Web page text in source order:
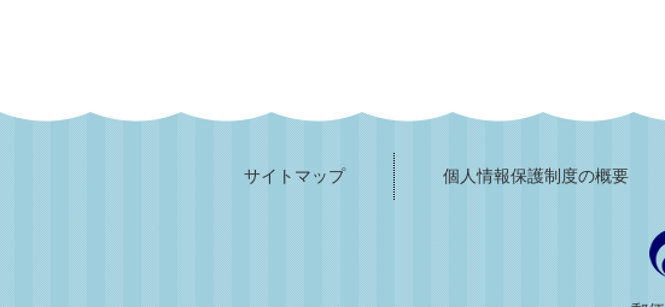
サイトマップ 個人情報保護制度の概要